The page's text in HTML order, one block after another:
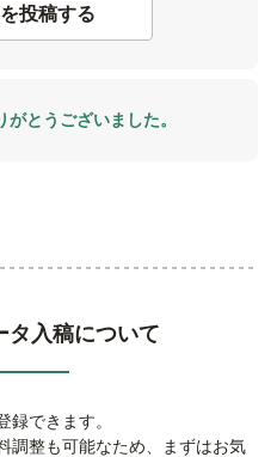
投稿する
がとうございました。
タ入稿について
録できます。
調整も可能なため、まずはお気